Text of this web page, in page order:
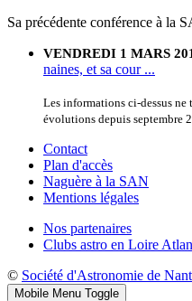
Sa précédente conférence à la
VENDREDI 1 MARS
naines, et sa cour ...
Les informations ci-dessus
évolutions depuis septembre
Contact
Plan d'accès
Naguère à la SAN
Mentions légales
Nos partenaires
Clubs astro en Loire
© Société d'Astronomie de
Mobile Menu Toggle